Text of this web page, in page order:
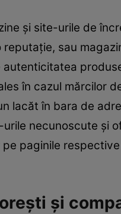
și site-urile de
sau
în cazul mărcilor
lacăt în bara de
necunoscute și
paginile
și